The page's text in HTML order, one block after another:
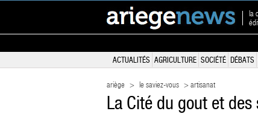
la
ACTUALITÉS AGRICULTURE SOCIÉTÉ DÉBATS
ariège > le saviez-vous > artisanat
La Cité du gout et